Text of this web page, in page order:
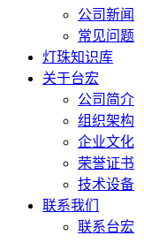
公司新闻
常见问题
灯珠知识库
关于台宏
公司简介
组织架构
企业文化
荣誉证书
技术设备
联系我们
联系台宏